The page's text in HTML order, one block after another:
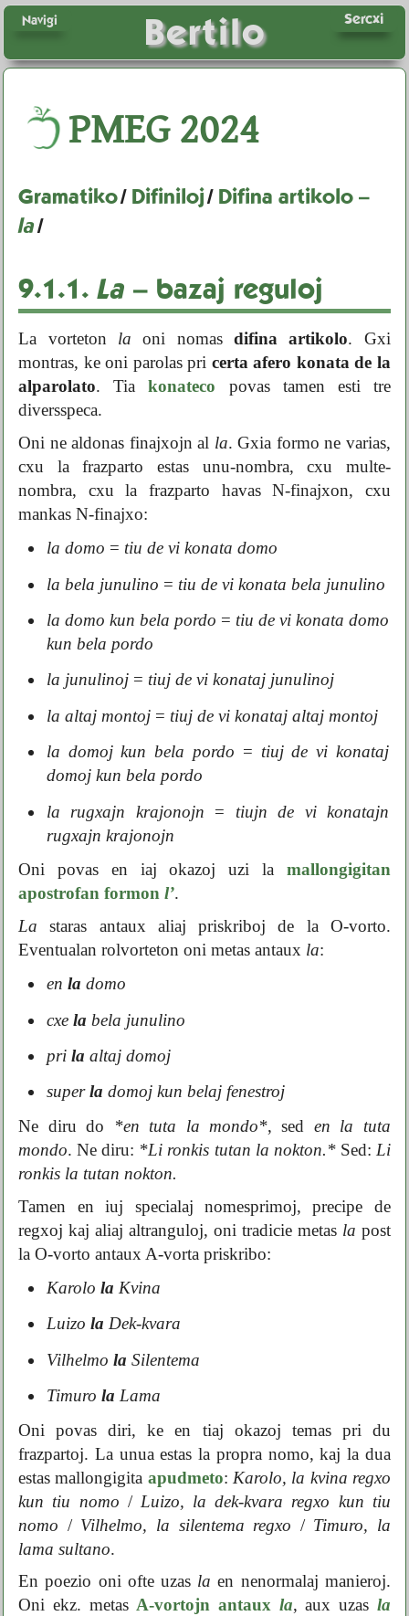
Bertilo Sercxi
Navigi
PMEG2024
Gramatiko/ Difiniloj/ Difina artikolo –
la/
9.1.1. La – bazaj reguloj
La vorteton la oni nomasdifina artikolo. Gxi
montras, ke oni parolas pri certa afero konata de la
alparolato. Tiakonateco povas tamen esti tre
diversspeca.
Oni ne aldonas finajxojn al la. Gxia formo ne varias,
cxu la frazparto estas unu-nombra, cxu multe-
nombra, cxu la frazparto havas N-finajxon, cxu
mankas N-finajxo:
la domo = tiu de vi konata domo
la bela junulino = tiu de vi konata bela junulino
la domo kun bela pordo = tiu de vi konata domo
kun bela pordo
la junulinoj= tiuj de vi konataj junulinoj
la altaj montoj= tiuj de vi konataj altaj montoj
la domoj kun bela pordo = tiuj de vi konataj
domoj kun bela pordo
la rugxajn krajonojn = tiujn de vi konatajn
rugxajn krajonojn
Oni povas en iaj okazoj uzi la mallongigitan
apostrofan formonl’.
La staras antaux aliaj priskriboj de la O-vorto.
Eventualan rolvorteton oni metas antaux la:
en la domo
cxe la bela junulino
pri la altaj domoj
superla domoj kun belaj fenestroj
Ne diru do
*en tuta la mondo*, sed en la tuta
mondo. Ne diru: *Li ronkis tutan la nokton.*Sed: Li
ronkis la tutan nokton.
Tamen en iuj specialaj nomesprimoj, precipe de
regxoj kaj aliaj altranguloj, oni tradicie metas la post
la O-vorto antaux A-vorta priskribo:
Karolo la Kvina
Luizo la Dek-kvara
Vilhelmo la Silentema
Timuro la Lama
Oni povas diri, ke en tiaj okazoj temas pri du
frazpartoj. La unua estas la propra nomo, kaj la dua
estas mallongigita apudmeto: Karolo, la kvina regxo
kun tiu nomo / Luizo, la dek-kvara regxo kun tiu
nomo / Vilhelmo, la silentema regxo / Timuro, la
lama sultano.
En poezio oni ofte uzas la en nenormalaj manieroj.
Oni ekz. metasA-vortojn antaux la, aux uzas la